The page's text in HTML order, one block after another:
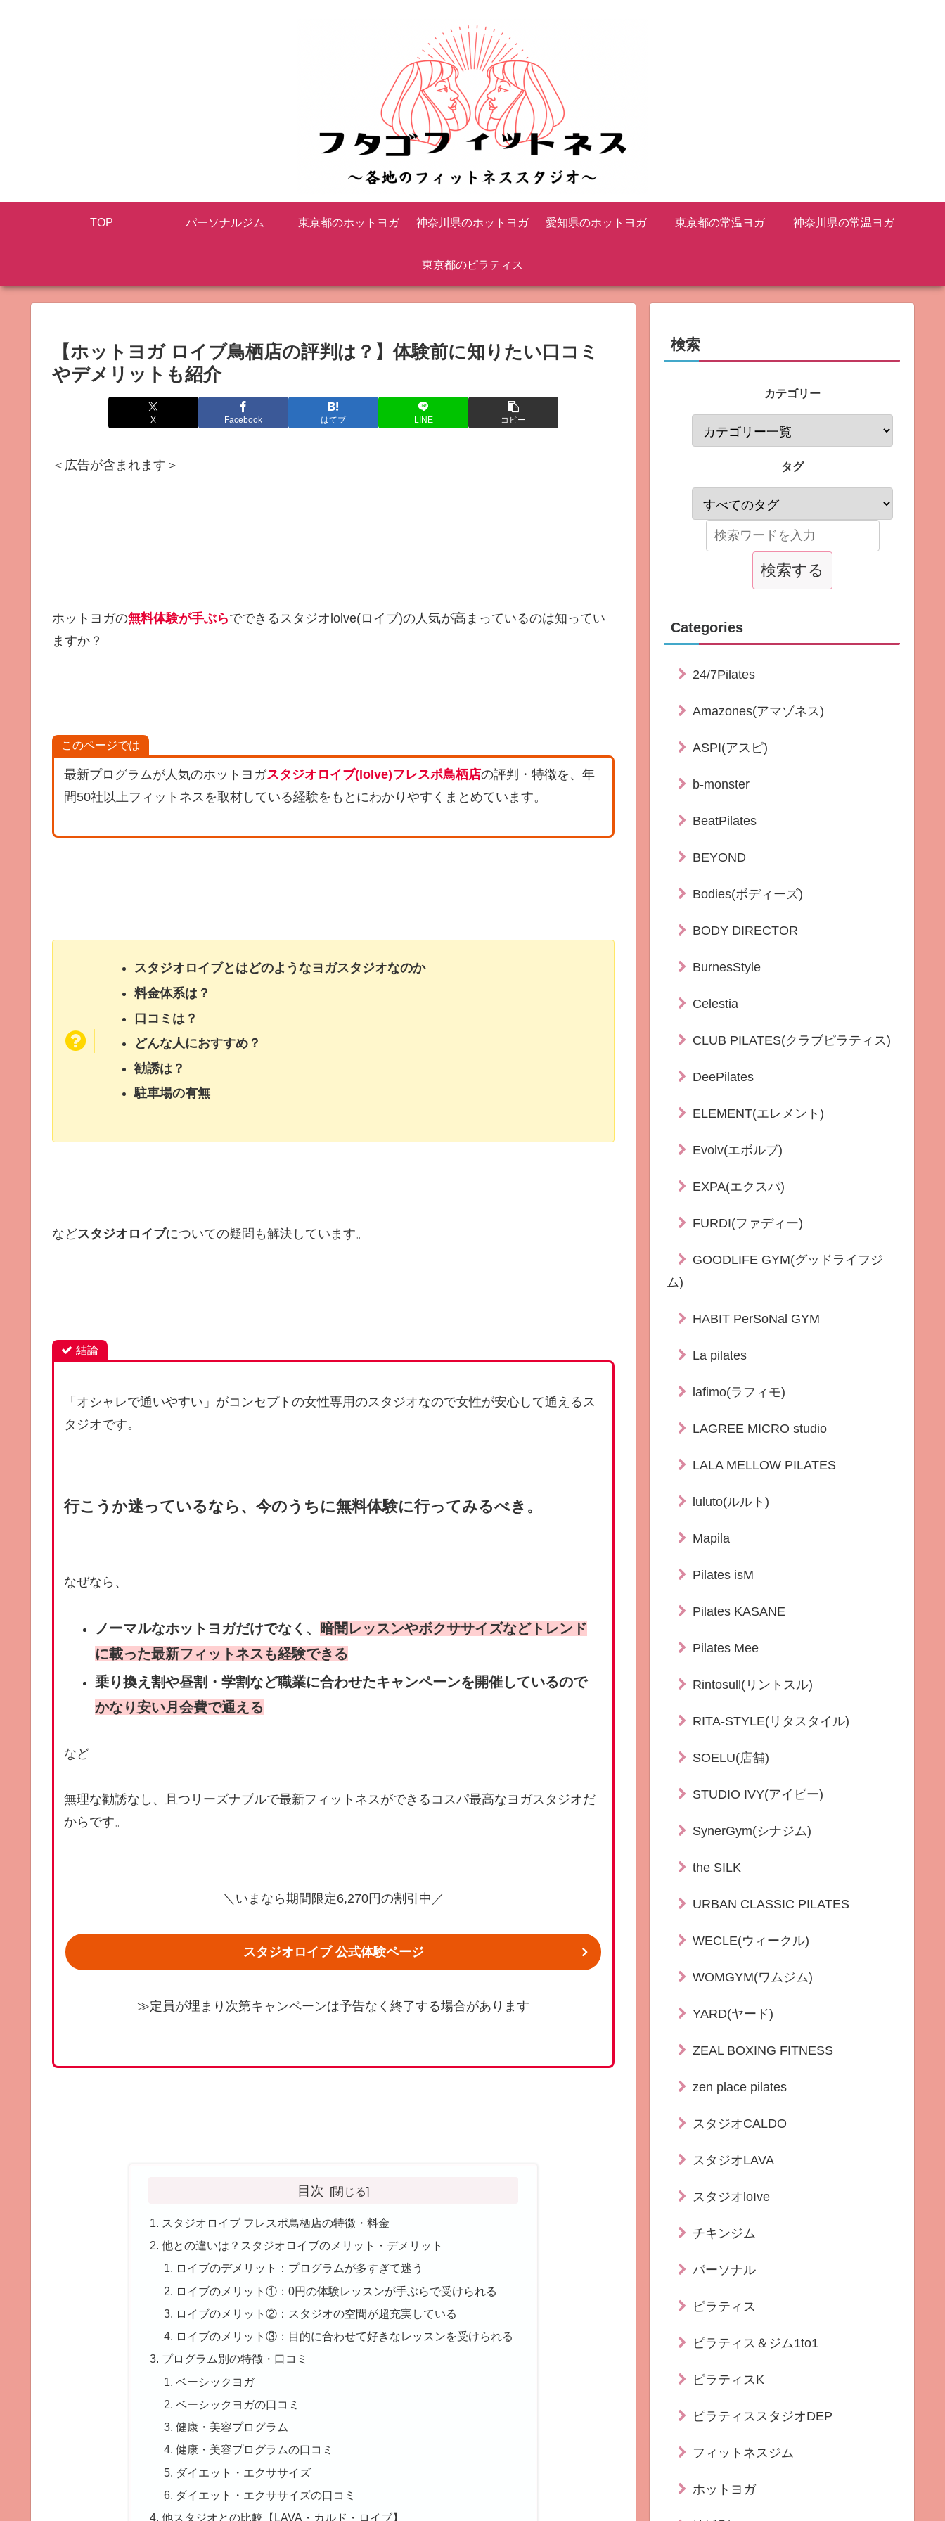
TOP パーソナルジム 東京都のホットヨガ 神奈川県のホットヨガ 愛知県のホットヨガ 東京都の常温ヨガ 神奈川県の常温ヨガ
東京都のピラティス
【ホットヨガ ロイブ鳥栖店の評判は？】体験前に知りたい口コミ
やデメリットも紹介
X Facebook はてブ LINE コピー
＜広告が含まれます＞
ホットヨガの無料体験が手ぶらでできるスタジオlolve(ロイブ)の人気が高まっているのは知ってい
ますか？
このページでは
最新プログラムが人気のホットヨガスタジオロイブ(loIve)フレスポ鳥栖店の評判・特徴を、年
間50社以上フィットネスを取材している経験をもとにわかりやすくまとめています。
スタジオロイブとはどのようなヨガスタジオなのか
料金体系は？
口コミは？
どんな人におすすめ？
勧誘は？
駐車場の有無
などスタジオロイブについての疑問も解決しています。
結論
「オシャレで通いやすい」がコンセプトの女性専用のスタジオなので女性が安心して通えるス
タジオです。
行こうか迷っているなら、今のうちに無料体験に行ってみるべき。
なぜなら、
ノーマルなホットヨガだけでなく、
暗闇レッスンやボクササイズなどトレンド
に載った最新フィットネスも経験できる
乗り換え割や昼割・学割など職業に合わせたキャンペーンを開催しているので
かなり安い月会費で通える
など
無理な勧誘なし、且つリーズナブルで最新フィットネスができるコスパ最高なヨガスタジオだ
からです。
＼いまなら期間限定6,270円の割引中／
スタジオロイブ 公式体験ページ
≫定員が埋まり次第キャンペーンは予告なく終了する場合があります
目次
スタジオロイブ フレスポ鳥栖店の特徴・料金
他との違いは？スタジオロイブのメリット・デメリット
ロイブのデメリット：プログラムが多すぎて迷う
ロイブのメリット①：0円の体験レッスンが手ぶらで受けられる
ロイブのメリット②：スタジオの空間が超充実している
ロイブのメリット③：目的に合わせて好きなレッスンを受けられる
プログラム別の特徴・口コミ
ベーシックヨガ
ベーシックヨガの口コミ
健康・美容プログラム
健康・美容プログラムの口コミ
ダイエット・エクササイズ
ダイエット・エクササイズの口コミ
他スタジオとの比較【LAVA・カルド・ロイブ】
検索
カテゴリー
タグ
Categories
24/7Pilates
Amazones(アマゾネス)
ASPI(アスピ)
b-monster
BeatPilates
BEYOND
Bodies(ボディーズ)
BODY DIRECTOR
BurnesStyle
Celestia
CLUB PILATES(クラブピラティス)
DeePilates
ELEMENT(エレメント)
Evolv(エボルブ)
EXPA(エクスパ)
FURDI(ファディー)
GOODLIFE GYM(グッドライフジ
ム)
HABIT PerSoNal GYM
La pilates
lafimo(ラフィモ)
LAGREE MICRO studio
LALA MELLOW PILATES
luluto(ルルト)
Mapila
Pilates isM
Pilates KASANE
Pilates Mee
Rintosull(リントスル)
RITA-STYLE(リタスタイル)
SOELU(店舗)
STUDIO IVY(アイビー)
SynerGym(シナジム)
the SILK
URBAN CLASSIC PILATES
WECLE(ウィークル)
WOMGYM(ワムジム)
YARD(ヤード)
ZEAL BOXING FITNESS
zen place pilates
スタジオCALDO
スタジオLAVA
スタジオloIve
チキンジム
パーソナル
ピラティス
ピラティス＆ジム1to1
ピラティスK
ピラティススタジオDEP
フィットネスジム
ホットヨガ